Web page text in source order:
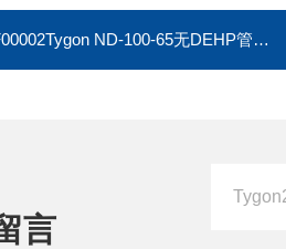
ND-100-65无DEHP管ADF00002
言